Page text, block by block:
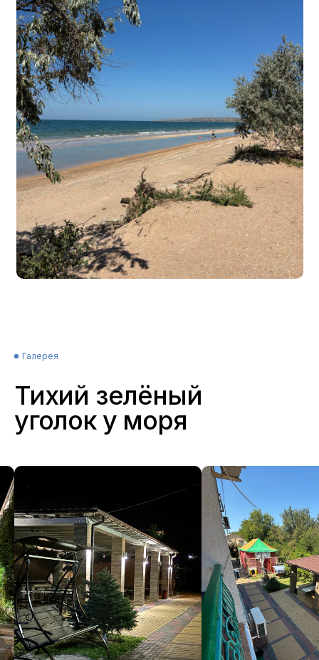
Тихий зелёный
уголок у моря
Галерея